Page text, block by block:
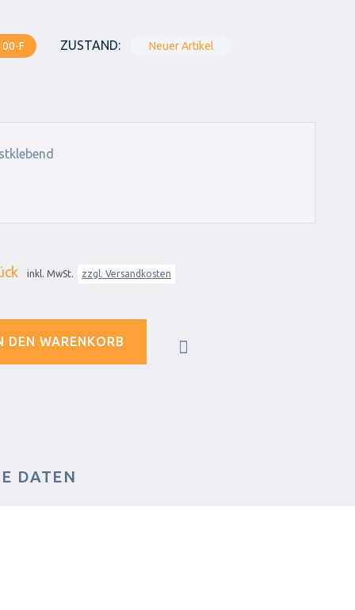
F ZUSTAND: Neuer Artikel
inkl. MwSt. zzgl. Versandkosten
DEN WARENKORB
DATEN